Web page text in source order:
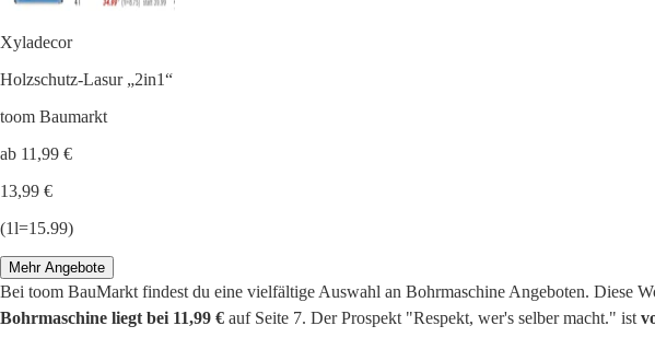
Xyladecor
Holzschutz-Lasur „2in1“
toom Baumarkt
ab 11,99 €
13,99 €
(1l=15.99)
Mehr Angebote
Bei toom BauMarkt findest du eine vielfältige Auswahl an Bohrmaschine Angeboten. Diese
Bohrmaschine liegt bei 11,99 € auf Seite 7. Der Prospekt "Respekt, wer's selber macht." ist